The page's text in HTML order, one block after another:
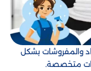
والمفروشات بشكل
متخصصة.